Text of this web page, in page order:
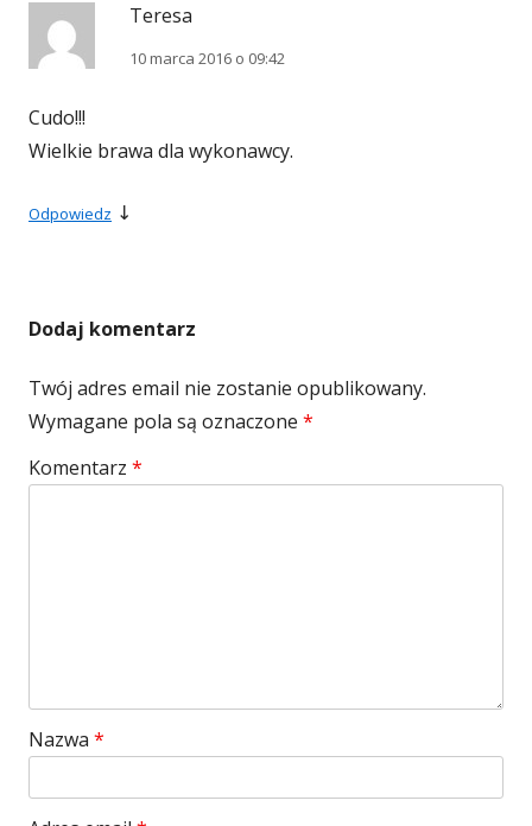
Teresa
10 marca 2016 o 09:42
Cudo!!!
Wielkie brawa dla wykonawcy.
Odpowiedz ↓
Dodaj komentarz
Twój adres email nie zostanie opublikowany.
Wymagane pola są oznaczone *
Komentarz *
Nazwa *